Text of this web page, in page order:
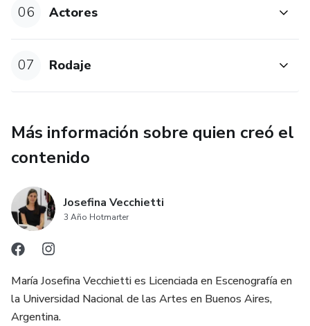
Diferencias entre cine, series y publicidad.
Documentación.
Plasmar el diseño de vestuario.
Figurines. Color y textura.
Moodboard.
Presupuesto.
06 Actores
07 Rodaje
Más información sobre quien creó el
contenido
Josefina Vecchietti
3 Año Hotmarter
María Josefina Vecchietti es Licenciada en Escenografía en
la Universidad Nacional de las Artes en Buenos Aires,
Argentina.